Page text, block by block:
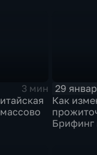
3 мин
29
Как
Брифинг